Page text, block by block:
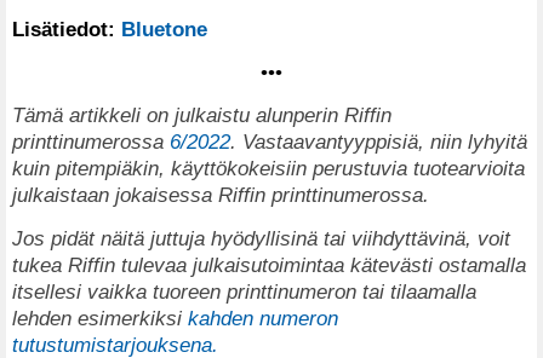
Lisätiedot: Bluetone
•••
Tämä artikkeli on julkaistu alunperin Riffin
printtinumerossa 6/2022. Vastaavantyyppisiä, niin lyhyitä
kuin pitempiäkin, käyttökokeisiin perustuvia tuotearvioita
julkaistaan jokaisessa Riffin printtinumerossa.
Jos pidät näitä juttuja hyödyllisinä tai viihdyttävinä, voit
tukea Riffin tulevaa julkaisutoimintaa kätevästi ostamalla
itsellesi vaikka tuoreen printtinumeron tai tilaamalla
lehden esimerkiksi kahden numeron
tutustumistarjouksena.